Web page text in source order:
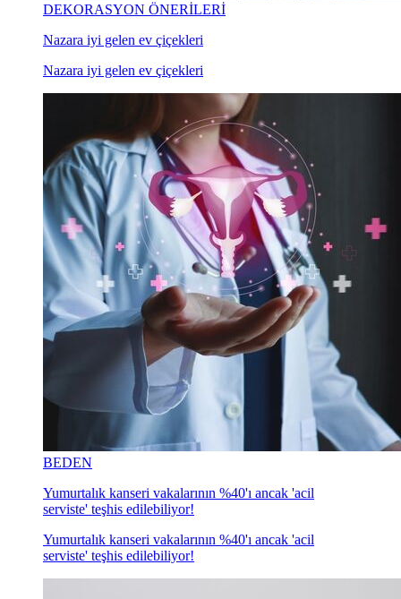
DEKORASYON ÖNERİLERİ
Nazara iyi gelen ev çiçekleri
Nazara iyi gelen ev çiçekleri
BEDEN
Yumurtalık kanseri vakalarının %40'ı ancak 'acil
serviste' teşhis edilebiliyor!
Yumurtalık kanseri vakalarının %40'ı ancak 'acil
serviste' teşhis edilebiliyor!